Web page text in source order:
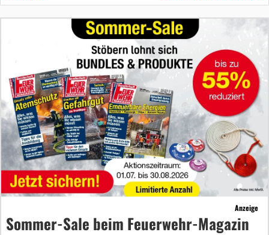
Anzeige
Sommer-Sale beim Feuerwehr-Magazin